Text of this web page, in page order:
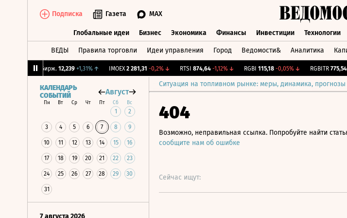
Подписка Газета MAX
Глобальные идеи Бизнес Экономика Финансы Инвестиции Технологии
ВЕДЫ Правила торговли Идеи управления Город Ведомости& Аналитика
CNY Бирж. 12,239 +1,31%↑ IMOEX 2 281,31 -0,2%↓ RTSI 874,64 -1,12%↓ RGBI 115,18 -0,05%↓ RGBITR 775,54 -
Ситуация на топливном рынке: меры, динамика, прогнозы
КАЛЕНДАРЬ
СОБЫТИЙ
Август
Пн Вт Ср Чт Пт Сб Вс
1 2
3 4 5 6 7 8 9
10 11 12 13 14 15 16
17 18 19 20 21 22 23
24 25 26 27 28 29 30
31
7 августа 2026
404
Возможно, неправильная ссылка. Попробуйте найти
сообщите нам об ошибке
Сейчас ищут: